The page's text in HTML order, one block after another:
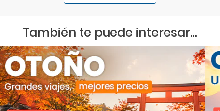
También te puede interesar...